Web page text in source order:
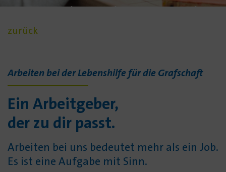
Gestalte mit
uns
Zukunft.
zurück
Arbeiten bei der Lebenshilfe für die Grafschaft
Ein Arbeitgeber,
der zu dir passt.
Arbeiten bei uns bedeutet mehr als ein Job.
Es ist eine Aufgabe mit Sinn.